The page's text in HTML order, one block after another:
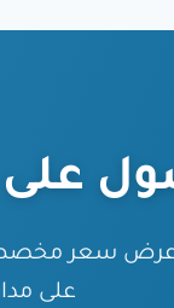
عرض سعر مخصص
على